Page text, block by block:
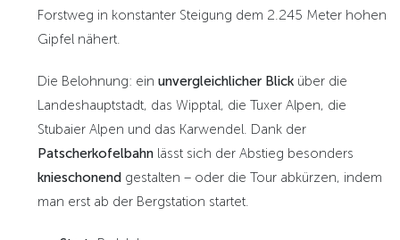
Forstweg in konstanter Steigung dem 2.245 Meter hohen
Gipfel nähert.
Die Belohnung: ein unvergleichlicher Blick über die
Landeshauptstadt, das Wipptal, die Tuxer Alpen, die
Stubaier Alpen und das Karwendel. Dank der
Patscherkofelbahn lässt sich der Abstieg besonders
knieschonend gestalten – oder die Tour abkürzen, indem
man erst ab der Bergstation startet.